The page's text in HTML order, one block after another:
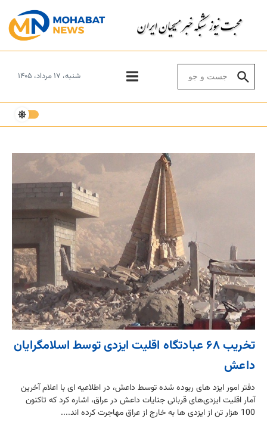
شنبه، ۱۷ مرداد، ۱۴۰۵
تخریب ۶۸ عبادتگاه اقلیت ایزدی‌ توسط اسلامگرایان
داعش
دفتر امور ایزد های ربوده شده توسط داعش، در اطلاعیه ای با اعلام آخرین
آمار اقلیت ایزدی‌های قربانی جنایات داعش در عراق، اشاره کرد که تاکنون
100 هزار تن از ایزدی ها به خارج از عراق مهاجرت کرده اند....